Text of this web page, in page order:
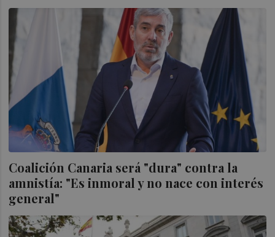
Coalición Canaria será "dura" contra la
amnistía: "Es inmoral y no nace con interés
general"